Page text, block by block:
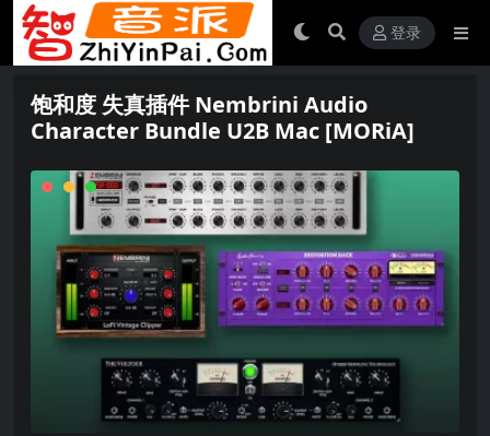
登录
饱和度 失真插件 Nembrini Audio
Character Bundle U2B Mac [MORiA]